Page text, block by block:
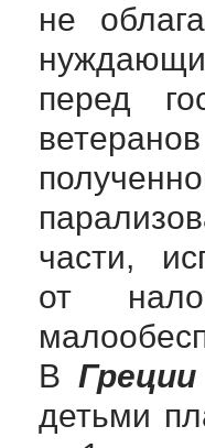
не
перед
части,
от
В Греции
детьми